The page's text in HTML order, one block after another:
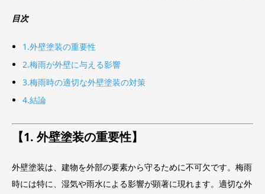
目次
1.外壁塗装の重要性
2.梅雨が外壁に与える影響
3.梅雨時の適切な外壁塗装の対策
4.結論
【1. 外壁塗装の重要性】
外壁塗装は、建物を外部の要素から守るために不可欠です。梅雨
時には特に、湿気や雨水による影響が顕著に現れます。適切な外